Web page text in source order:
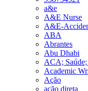
a&e
A&E Nurse
A&E-
ABA
Abrantes
Abu Dhabi
ACA; Saúde;
Academic
Ação
ação direta